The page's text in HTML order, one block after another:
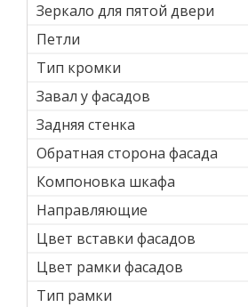
Зеркало для пятой двери
Петли
Тип кромки
Завал у фасадов
Задняя стенка
Обратная сторона фасада
Компоновка шкафа
Направляющие
Цвет вставки фасадов
Цвет рамки фасадов
Тип рамки